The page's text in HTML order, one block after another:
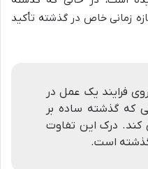
زمانی خاص در گذشته تأکید
فرایند یک عمل در
که گذشته ساده بر
درک این تفاوت
گذشته است.